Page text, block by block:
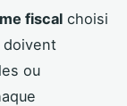
fiscal choisi
doivent
ou